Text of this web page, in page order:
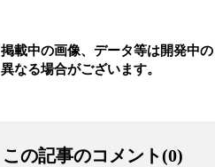
掲載中の画像、データ等は開発中
異なる場合がございます。
この記事のコメント(0)